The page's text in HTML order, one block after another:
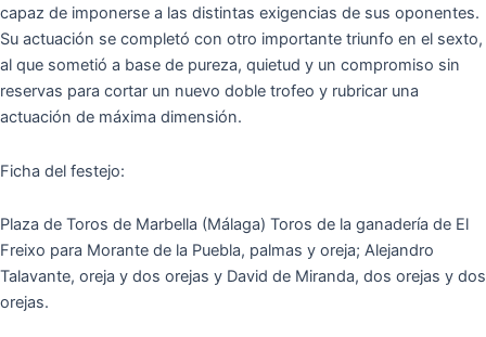
capaz de imponerse a las distintas exigencias de sus oponentes.
Su actuación se completó con otro importante triunfo en el sexto,
al que sometió a base de pureza, quietud y un compromiso sin
reservas para cortar un nuevo doble trofeo y rubricar una
actuación de máxima dimensión.
Ficha del festejo:
Plaza de Toros de Marbella (Málaga) Toros de la ganadería de El
Freixo para Morante de la Puebla, palmas y oreja; Alejandro
Talavante, oreja y dos orejas y David de Miranda, dos orejas y dos
orejas.